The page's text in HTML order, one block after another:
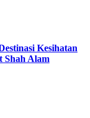
Kesihatan
Shah Alam